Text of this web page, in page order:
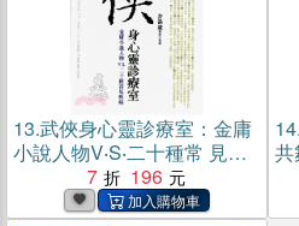
13.武俠身心靈診療室：金庸
小說人物V‧S‧二十種常 見疾
病(電子書)
7 196
14.
共